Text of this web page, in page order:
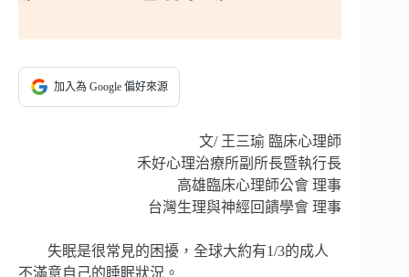
加入為 Google 偏好來源
文/ 王三瑜 臨床心理師
禾好心理治療所副所長暨執行長
高雄臨床心理師公會 理事
台灣生理與神經回饋學會 理事
失眠是很常見的困擾，全球大約有1/3的成人
不滿意自己的睡眠狀況。